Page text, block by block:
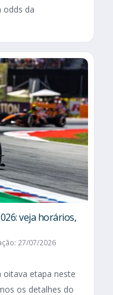
odds da
veja horários,
27/07/2026
oitava etapa neste
os detalhes do